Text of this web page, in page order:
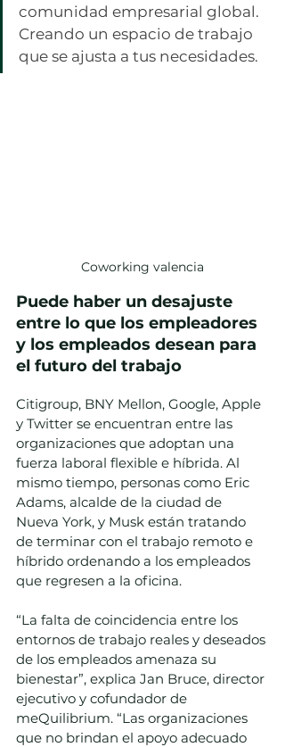
comunidad empresarial global.
Creando un espacio de trabajo
que se ajusta a tus necesidades.
Coworking valencia
Puede haber un desajuste
entre lo que los empleadores
y los empleados desean para
el futuro del trabajo
Citigroup, BNY Mellon, Google, Apple
y Twitter se encuentran entre las
organizaciones que adoptan una
fuerza laboral flexible e híbrida. Al
mismo tiempo, personas como Eric
Adams, alcalde de la ciudad de
Nueva York, y Musk están tratando
de terminar con el trabajo remoto e
híbrido ordenando a los empleados
que regresen a la oficina.
“La falta de coincidencia entre los
entornos de trabajo reales y deseados
de los empleados amenaza su
bienestar”, explica Jan Bruce, director
ejecutivo y cofundador de
meQuilibrium. “Las organizaciones
que no brindan el apoyo adecuado